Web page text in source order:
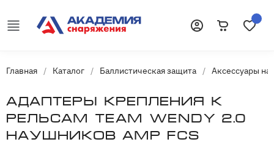
Главная / Каталог / Баллистическая защита / Аксессуары
Адаптеры крепления к
рельсам Team Wendy 2.0
наушников AMP FCS